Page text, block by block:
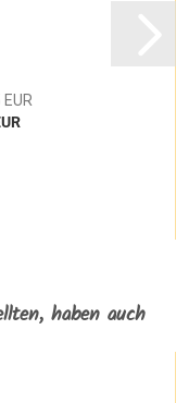
haben auch